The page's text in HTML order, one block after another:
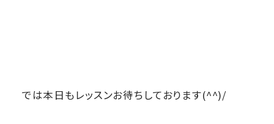
では本日もレッスンお待ちしております(^^)/